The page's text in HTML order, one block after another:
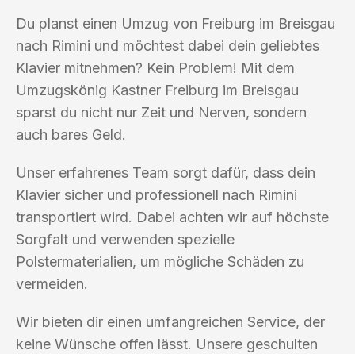
Du planst einen Umzug von Freiburg im Breisgau
nach Rimini und möchtest dabei dein geliebtes
Klavier mitnehmen? Kein Problem! Mit dem
Umzugskönig Kastner Freiburg im Breisgau
sparst du nicht nur Zeit und Nerven, sondern
auch bares Geld.
Unser erfahrenes Team sorgt dafür, dass dein
Klavier sicher und professionell nach Rimini
transportiert wird. Dabei achten wir auf höchste
Sorgfalt und verwenden spezielle
Polstermaterialien, um mögliche Schäden zu
vermeiden.
Wir bieten dir einen umfangreichen Service, der
keine Wünsche offen lässt. Unsere geschulten